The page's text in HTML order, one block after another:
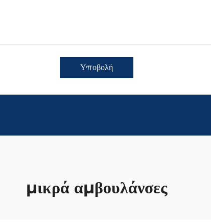
Υποβολή
μικρά αμβουλάνσες